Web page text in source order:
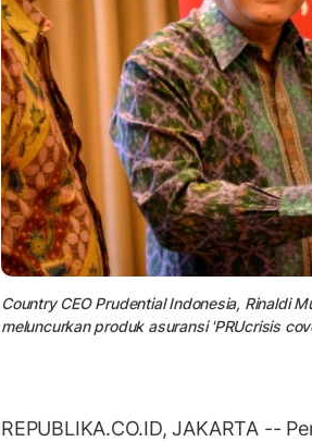
Country CEO Prudential Indonesia, Rinaldi
meluncurkan produk asuransi 'PRUcrisis
REPUBLIKA.CO.ID, JAKARTA --